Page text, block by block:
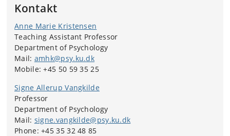
Kontakt
Anne Marie Kristensen
Teaching Assistant Professor
Department of Psychology
Mail: amhk@psy.ku.dk
Mobile: +45 50 59 35 25
Signe Allerup Vangkilde
Professor
Department of Psychology
Mail: signe.vangkilde@psy.ku.dk
Phone: +45 35 32 48 85